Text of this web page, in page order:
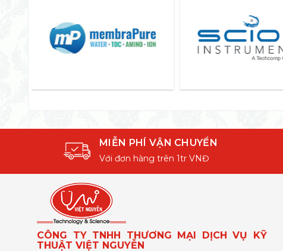
MIỄN PHÍ VẬN CHUYỂN
Với đơn hàng trên 1tr VNĐ
CÔNG TY TNHH THƯƠNG MẠI DỊCH VỤ KỸ
THUẬT VIỆT NGUYỄN